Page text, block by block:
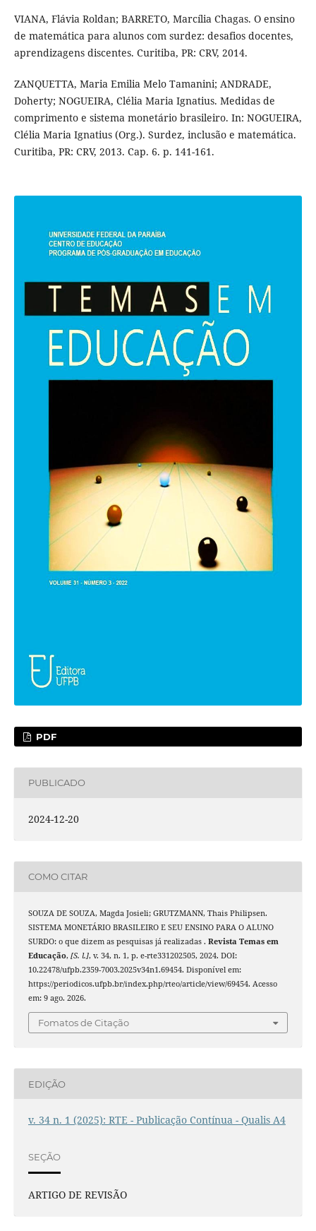
VIANA, Flávia Roldan; BARRETO, Marcília Chagas. O ensino
de matemática para alunos com surdez: desafios docentes,
aprendizagens discentes. Curitiba, PR: CRV, 2014.
ZANQUETTA, Maria Emilia Melo Tamanini; ANDRADE,
Doherty; NOGUEIRA, Clélia Maria Ignatius. Medidas de
comprimento e sistema monetário brasileiro. In: NOGUEIRA,
Clélia Maria Ignatius (Org.). Surdez, inclusão e matemática.
Curitiba, PR: CRV, 2013. Cap. 6. p. 141-161.
PDF
PUBLICADO
2024-12-20
COMO CITAR
SOUZA DE SOUZA, Magda Josieli; GRUTZMANN, Thais Philipsen.
SISTEMA MONETÁRIO BRASILEIRO E SEU ENSINO PARA O ALUNO
SURDO: o que dizem as pesquisas já realizadas . Revista Temas em
Educação, [S. l.], v. 34, n. 1, p. e-rte331202505, 2024. DOI:
10.22478/ufpb.2359-7003.2025v34n1.69454. Disponível em:
https://periodicos.ufpb.br/index.php/rteo/article/view/69454. Acesso
em: 9 ago. 2026.
Fomatos de Citação
EDIÇÃO
v. 34 n. 1 (2025): RTE - Publicação Contínua - Qualis A4
SEÇÃO
ARTIGO DE REVISÃO